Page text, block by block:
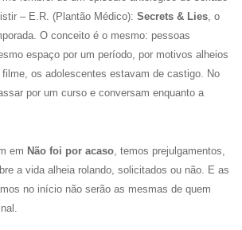
– E.R. (Plantão Médico): Secrets & Lies, o
O conceito é o mesmo: pessoas
espaço por um período, por motivos alheios
os adolescentes estavam de castigo. No
por um curso e conversam enquanto a
em Não foi por acaso, temos prejulgamentos,
a vida alheia rolando, solicitados ou não. E as
no início não serão as mesmas de quem